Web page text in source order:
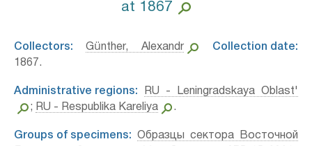
at 1867
Collectors: Günther, Alexandr
Collection date:
1867.
Administrative regions:
RU - Leningradskaya Oblast'
; RU - Respublika Kareliya .
Groups of specimens:
Образцы сектора Восточной